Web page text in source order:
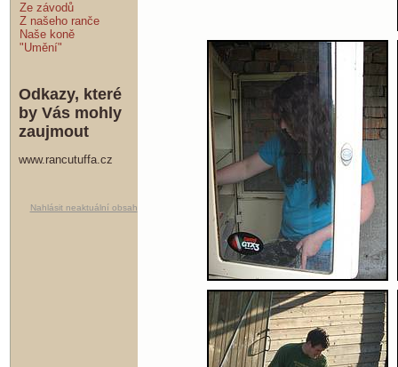
Ze závodů
Z našeho ranče
Naše koně
"Umění"
Odkazy, které
by Vás mohly
zaujmout
www.rancutuffa.cz
Nahlásit neaktuální obsah